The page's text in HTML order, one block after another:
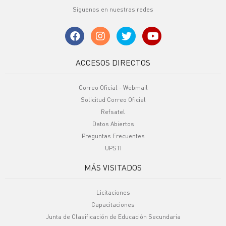
Síguenos en nuestras redes
ACCESOS DIRECTOS
Correo Oficial - Webmail
Solicitud Correo Oficial
Refsatel
Datos Abiertos
Preguntas Frecuentes
UPSTI
MÁS VISITADOS
Licitaciones
Capacitaciones
Junta de Clasificación de Educación Secundaria